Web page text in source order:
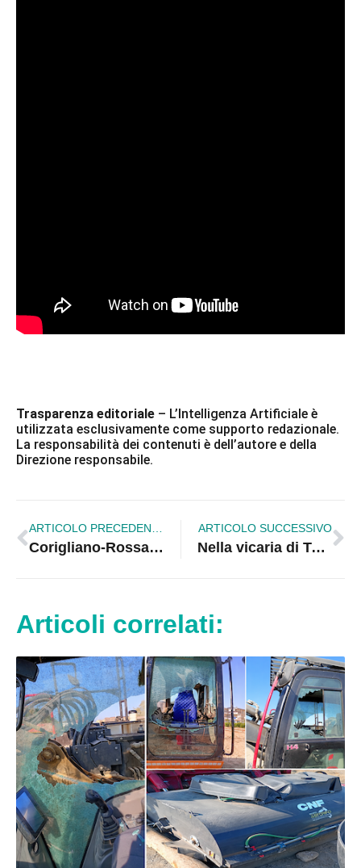
Trasparenza editoriale – L’Intelligenza Artificiale è
utilizzata esclusivamente come supporto redazionale.
La responsabilità dei contenuti è dell’autore e della
Direzione responsabile.
Corigliano-Rossano raddoppia: due Bandiere Blu 2026 per le spiagge cittadine
ARTICOLO SUCCESSIVO
Nella vicaria di Terranova da Sibari nasce “LOCUS”: uno spazio di ascolto e crescita dedicato ai giovani
Articoli correlati: